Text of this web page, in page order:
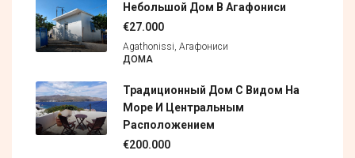
Небольшой Дом В Агафониси
€27.000
Agathonissi, Агафониси
ДОМА
Традиционный Дом С Видом На
Море И Центральным
Расположением
€200.000